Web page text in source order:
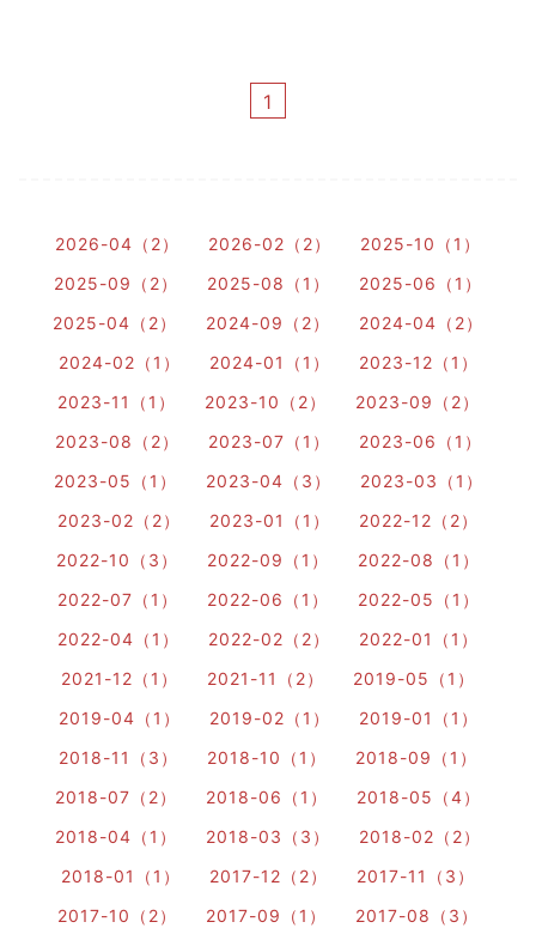
1
2026-04（2） 2026-02（2）
2025-10（1）
2025-09（2）
2025-08（1）
2025-06（1）
2025-04（2）
2024-09（2）
2024-04（2）
2024-02（1）
2024-01（1）
2023-12（1）
2023-11（1）
2023-10（2）
2023-09（2）
2023-08（2）
2023-07（1）
2023-06（1）
2023-05（1）
2023-04（3）
2023-03（1）
2023-02（2）
2023-01（1）
2022-12（2）
2022-10（3）
2022-09（1）
2022-08（1）
2022-07（1）
2022-06（1）
2022-05（1）
2022-04（1）
2022-02（2）
2022-01（1）
2021-12（1）
2021-11（2）
2019-05（1）
2019-04（1）
2019-02（1）
2019-01（1）
2018-11（3）
2018-10（1）
2018-09（1）
2018-07（2）
2018-06（1）
2018-05（4）
2018-04（1）
2018-03（3）
2018-02（2）
2018-01（1）
2017-12（2）
2017-11（3）
2017-10（2）
2017-09（1）
2017-08（3）